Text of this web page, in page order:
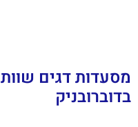
מסעדות דגים שוות
בדוברובניק